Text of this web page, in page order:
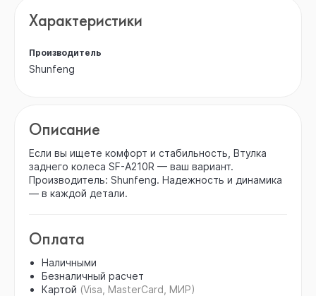
Характеристики
Производитель
Shunfeng
Описание
Если вы ищете комфорт и стабильность, Втулка
заднего колеса SF-A210R — ваш вариант.
Производитель: Shunfeng. Надежность и динамика
— в каждой детали.
Оплата
Наличными
Безналичный расчет
Картой (Visa, MasterCard, МИР)